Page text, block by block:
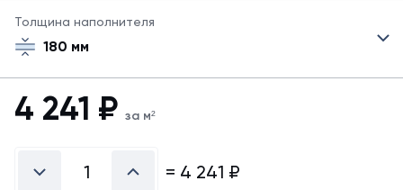
все
Для
заказа
другого
Толщина наполнителя
180 мм
4 241 ₽ за м²
= 4 241 ₽